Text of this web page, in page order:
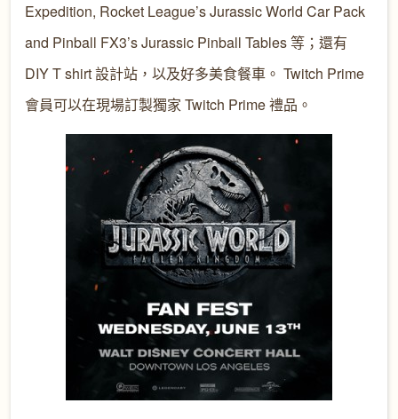
Expedition, Rocket League’s Jurassic World Car Pack
and Pinball FX3’s Jurassic Pinball Tables 等；還有
DIY T shirt 設計站，以及好多美食餐車。 Twitch Prime
會員可以在現場訂製獨家 Twitch Prime 禮品。